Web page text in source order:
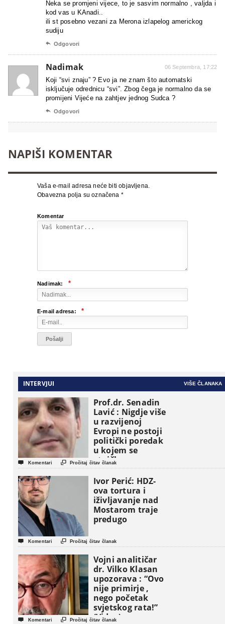
Neka se promjeni vijece, to je sasvim normalno , valjda i
kod vas u KAnadi..
ili st posebno vezani za Merona izlapelog americkog
sudiju
 Odgovori
Nadimak 06 Septembra, 17:22
Koji “svi znaju” ? Evo ja ne znam što automatski
isključuje odrednicu “svi”. Zbog čega je normalno da se
promijeni Vijeće na zahtjev jednog Sudca ?
 Odgovori
NAPIŠI KOMENTAR
Vaša e-mail adresa neće biti objavljena.
Obavezna polja su označena *
Komentar
Nadimak: *
E-mail adresa: *
INTERVJUI VIŠE ČLANAKA
Prof.dr. Senadin
Lavić : Nigdje više
u razvijenoj
Evropi ne postoji
politički poredak
u kojem se
etničke grupe
pojavljuju kao
osnovne
političke jedinice
 Komentari  Pročitaj čitav članak
Ivor Perić: HDZ-
ova tortura i
iživljavanje nad
Mostarom traje
predugo
 Komentari  Pročitaj čitav članak
Vojni analitičar
dr. Vilko Klasan
upozorava : “Ovo
nije primirje ,
nego početak
svjetskog rata!”
(Video)
 Komentari  Pročitaj čitav članak